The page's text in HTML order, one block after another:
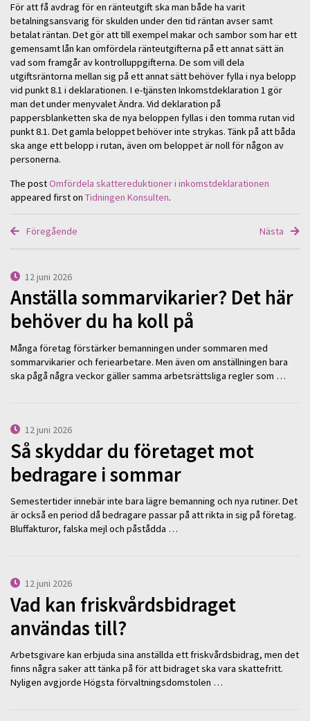
För att få avdrag för en ränteutgift ska man både ha varit
betalningsansvarig för skulden under den tid räntan avser samt
betalat räntan. Det gör att till exempel makar och sambor som har ett
gemensamt lån kan omfördela ränteutgifterna på ett annat sätt än
vad som framgår av kontrolluppgifterna. De som vill dela
utgiftsräntorna mellan sig på ett annat sätt behöver fylla i nya belopp
vid punkt 8.1 i deklarationen. I e-tjänsten Inkomstdeklaration 1 gör
man det under menyvalet Ändra. Vid deklaration på
pappersblanketten ska de nya beloppen fyllas i den tomma rutan vid
punkt 8.1. Det gamla beloppet behöver inte strykas. Tänk på att båda
ska ange ett belopp i rutan, även om beloppet är noll för någon av
personerna.
The postOmfördela skattereduktioner i inkomstdeklarationen
appeared first on Tidningen Konsulten.
Föregående Nästa
12 juni 2026
Anställa sommarvikarier? Det här
behöver du ha koll på
Många företag förstärker bemanningen under sommaren med
sommarvikarier och feriearbetare. Men även om anställningen bara
ska pågå några veckor gäller samma arbetsrättsliga regler som …
12 juni 2026
Så skyddar du företaget mot
bedragare i sommar
Semestertider innebär inte bara lägre bemanning och nya rutiner. Det
är också en period då bedragare passar på att rikta in sig på företag.
Bluffakturor, falska mejl och påstådda …
12 juni 2026
Vad kan friskvårdsbidraget
användas till?
Arbetsgivare kan erbjuda sina anställda ett friskvårdsbidrag, men det
finns några saker att tänka på för att bidraget ska vara skattefritt.
Nyligen avgjorde Högsta förvaltningsdomstolen …